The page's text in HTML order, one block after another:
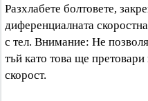
Разхлабете болтовете,
диференциалната
с тел. Внимание: Не
тъй като това ще
скорост.